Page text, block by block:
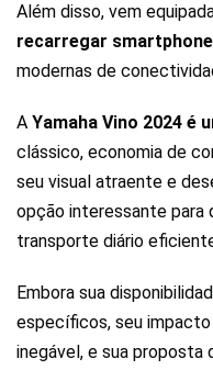
Além disso, vem
recarregar
modernas de
A Yamaha Vino 2024 é
clássico, economia de
seu visual atraente e
opção interessante para
transporte diário
Embora sua
específicos, seu
inegável, e sua